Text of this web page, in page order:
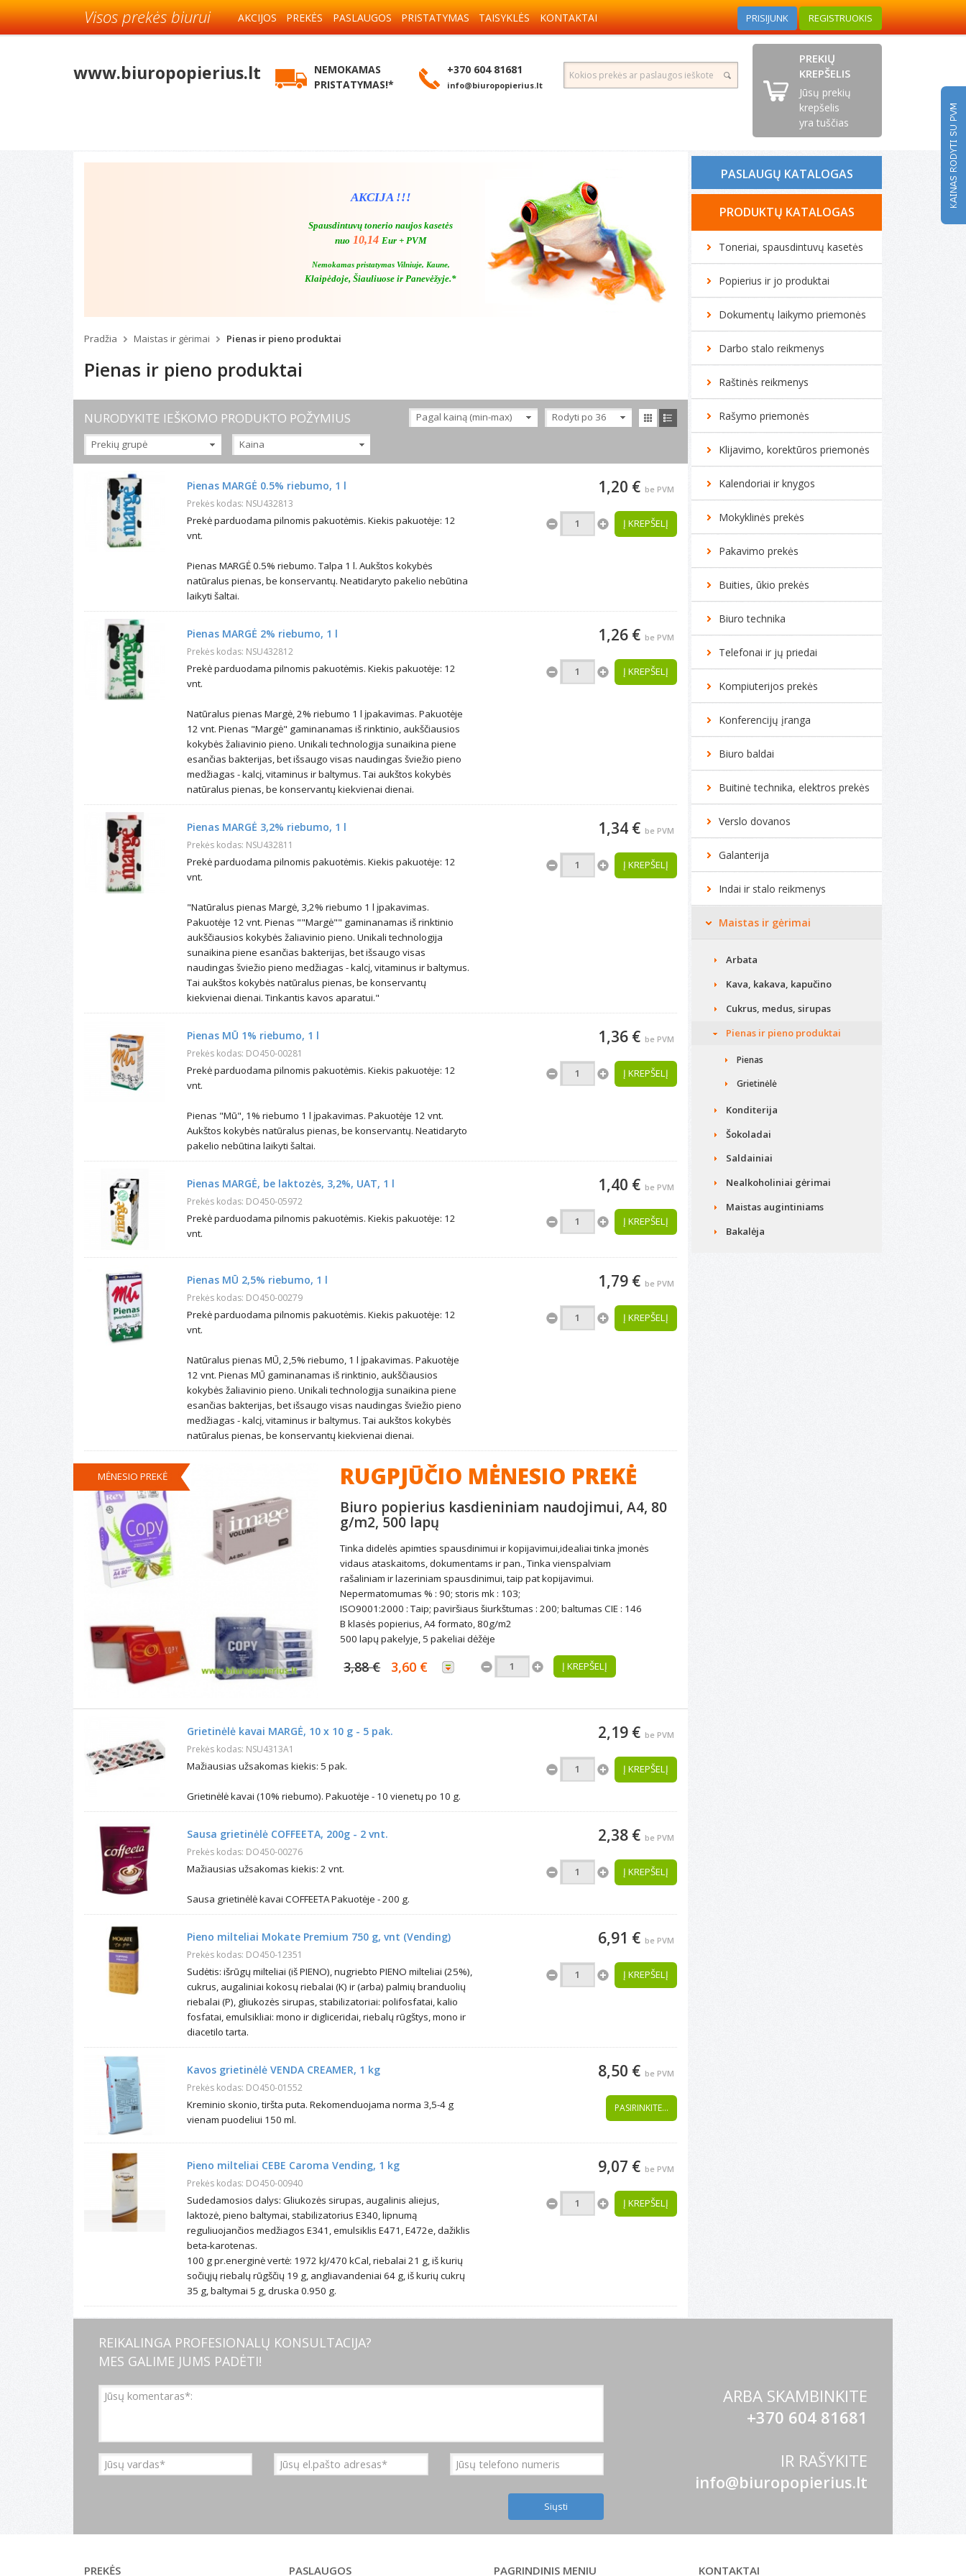
Visos prekės biurui AKCIJOS PREKĖS PASLAUGOS PRISTATYMAS TAISYKLĖS KONTAKTAI PRISIJUNK REGISTRUOKIS
www.biuropopierius.lt
NEMOKAMAS
PRISTATYMAS!*
+370 604 81681
info@biuropopierius.lt
PREKIŲ
KREPŠELIS
Jūsų prekių
krepšelis
yra tuščias
AKCIJA !!!
Spausdintuvų tonerio naujos kasetės
nuo 10,14 Eur + PVM
Nemokamas pristatymas Vilniuje, Kaune,
Klaipėdoje, Šiauliuose ir Panevėžyje.*
Pradžia Maistas ir gėrimai Pienas ir pieno produktai
Pienas ir pieno produktai
NURODYKITE IEŠKOMO PRODUKTO POŽYMIUS Pagal kainą (min-max) Rodyti po 36
Prekių grupė
Pienas
Grietinėlė
Kaina
Pienas MARGĖ 0.5% riebumo, 1 l
Prekės kodas: NSU432813
Prekė parduodama pilnomis pakuotėmis. Kiekis pakuotėje: 12
vnt.
Pienas MARGĖ 0.5% riebumo. Talpa 1 l. Aukštos kokybės
natūralus pienas, be konservantų. Neatidaryto pakelio nebūtina
laikyti šaltai.
1,20 € be PVM
Į KREPŠELĮ
Pienas MARGĖ 2% riebumo, 1 l
Prekės kodas: NSU432812
Prekė parduodama pilnomis pakuotėmis. Kiekis pakuotėje: 12
vnt.
Natūralus pienas Margė, 2% riebumo 1 l įpakavimas. Pakuotėje
12 vnt. Pienas "Margė" gaminanamas iš rinktinio, aukščiausios
kokybės žaliavinio pieno. Unikali technologija sunaikina piene
esančias bakterijas, bet išsaugo visas naudingas šviežio pieno
medžiagas - kalcį, vitaminus ir baltymus. Tai aukštos kokybės
natūralus pienas, be konservantų kiekvienai dienai.
1,26 € be PVM
Į KREPŠELĮ
Pienas MARGĖ 3,2% riebumo, 1 l
Prekės kodas: NSU432811
Prekė parduodama pilnomis pakuotėmis. Kiekis pakuotėje: 12
vnt.
"Natūralus pienas Margė, 3,2% riebumo 1 l įpakavimas.
Pakuotėje 12 vnt. Pienas ""Margė"" gaminanamas iš rinktinio
aukščiausios kokybės žaliavinio pieno. Unikali technologija
sunaikina piene esančias bakterijas, bet išsaugo visas
naudingas šviežio pieno medžiagas - kalcį, vitaminus ir baltymus.
Tai aukštos kokybės natūralus pienas, be konservantų
kiekvienai dienai. Tinkantis kavos aparatui."
1,34 € be PVM
Į KREPŠELĮ
Pienas MŪ 1% riebumo, 1 l
Prekės kodas: DO450-00281
Prekė parduodama pilnomis pakuotėmis. Kiekis pakuotėje: 12
vnt.
Pienas "Mū", 1% riebumo 1 l įpakavimas. Pakuotėje 12 vnt.
Aukštos kokybės natūralus pienas, be konservantų. Neatidaryto
pakelio nebūtina laikyti šaltai.
1,36 € be PVM
Į KREPŠELĮ
Pienas MARGĖ, be laktozės, 3,2%, UAT, 1 l
Prekės kodas: DO450-05972
Prekė parduodama pilnomis pakuotėmis. Kiekis pakuotėje: 12
vnt.
1,40 € be PVM
Į KREPŠELĮ
Pienas MŪ 2,5% riebumo, 1 l
Prekės kodas: DO450-00279
Prekė parduodama pilnomis pakuotėmis. Kiekis pakuotėje: 12
vnt.
Natūralus pienas MŪ, 2,5% riebumo, 1 l įpakavimas. Pakuotėje
12 vnt. Pienas MŪ gaminanamas iš rinktinio, aukščiausios
kokybės žaliavinio pieno. Unikali technologija sunaikina piene
esančias bakterijas, bet išsaugo visas naudingas šviežio pieno
medžiagas - kalcį, vitaminus ir baltymus. Tai aukštos kokybės
natūralus pienas, be konservantų kiekvienai dienai.
1,79 € be PVM
Į KREPŠELĮ
MĖNESIO PREKĖ RUGPJŪČIO MĖNESIO PREKĖ
Biuro popierius kasdieniniam naudojimui, A4, 80
g/m2, 500 lapų
Tinka didelės apimties spausdinimui ir kopijavimui,idealiai tinka įmonės
vidaus ataskaitoms, dokumentams ir pan., Tinka vienspalviam
rašaliniam ir lazeriniam spausdinimui, taip pat kopijavimui.
Nepermatomumas % : 90; storis mk : 103;
ISO9001:2000 : Taip; paviršiaus šiurkštumas : 200; baltumas CIE : 146
B klasės popierius, A4 formato, 80g/m2
500 lapų pakelyje, 5 pakeliai dėžėje
3,88 € 3,60 € Į KREPŠELĮ
Grietinėlė kavai MARGĖ, 10 x 10 g - 5 pak.
Prekės kodas: NSU4313A1
Mažiausias užsakomas kiekis: 5 pak.
Grietinėlė kavai (10% riebumo). Pakuotėje - 10 vienetų po 10 g.
2,19 € be PVM
Į KREPŠELĮ
Sausa grietinėlė COFFEETA, 200g - 2 vnt.
Prekės kodas: DO450-00276
Mažiausias užsakomas kiekis: 2 vnt.
Sausa grietinėlė kavai COFFEETA Pakuotėje - 200 g.
2,38 € be PVM
Į KREPŠELĮ
Pieno milteliai Mokate Premium 750 g, vnt (Vending)
Prekės kodas: DO450-12351
Sudėtis: išrūgų milteliai (iš PIENO), nugriebto PIENO milteliai (25%),
cukrus, augaliniai kokosų riebalai (K) ir (arba) palmių branduolių
riebalai (P), gliukozės sirupas, stabilizatoriai: polifosfatai, kalio
fosfatai, emulsikliai: mono ir digliceridai, riebalų rūgštys, mono ir
diacetilo tarta.
6,91 € be PVM
Į KREPŠELĮ
Kavos grietinėlė VENDA CREAMER, 1 kg
Prekės kodas: DO450-01552
Kreminio skonio, tiršta puta. Rekomenduojama norma 3,5-4 g
vienam puodeliui 150 ml.
8,50 € be PVM
PASIRINKITE...
Pieno milteliai CEBE Caroma Vending, 1 kg
Prekės kodas: DO450-00940
Sudedamosios dalys: Gliukozės sirupas, augalinis aliejus,
laktozė, pieno baltymai, stabilizatorius E340, lipnumą
reguliuojančios medžiagos E341, emulsiklis E471, E472e, dažiklis
beta-karotenas.
100 g pr.energinė vertė: 1972 kJ/470 kCal, riebalai 21 g, iš kurių
sočiųjų riebalų rūgščių 19 g, angliavandeniai 64 g, iš kurių cukrų
35 g, baltymai 5 g, druska 0.950 g.
9,07 € be PVM
Į KREPŠELĮ
PASLAUGŲ KATALOGAS
Tonerio kasečių pildymas
Spausdintuvų remontas
Biuro technikos remontas
Kompiuterių remontas
PRODUKTŲ KATALOGAS
Toneriai, spausdintuvų kasetės
Popierius ir jo produktai
Dokumentų laikymo priemonės
Darbo stalo reikmenys
Raštinės reikmenys
Rašymo priemonės
Klijavimo, korektūros priemonės
Kalendoriai ir knygos
Mokyklinės prekės
Pakavimo prekės
Buities, ūkio prekės
Biuro technika
Telefonai ir jų priedai
Kompiuterijos prekės
Konferencijų įranga
Biuro baldai
Buitinė technika, elektros prekės
Verslo dovanos
Galanterija
Indai ir stalo reikmenys
Maistas ir gėrimai
Arbata
Kava, kakava, kapučino
Cukrus, medus, sirupas
Pienas ir pieno produktai
Pienas
Grietinėlė
Konditerija
Šokoladai
Saldainiai
Nealkoholiniai gėrimai
Maistas augintiniams
Bakalėja
REIKALINGA PROFESIONALŲ KONSULTACIJA?
MES GALIME JUMS PADĖTI!
ARBA SKAMBINKITE
+370 604 81681
IR RAŠYKITE
info@biuropopierius.lt
PREKĖS PASLAUGOS PAGRINDINIS MENIU KONTAKTAI